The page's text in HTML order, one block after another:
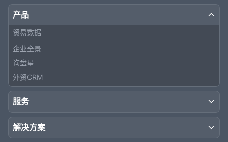
产品
贸易数据
企业全景
询盘星
外贸CRM
服务
解决方案